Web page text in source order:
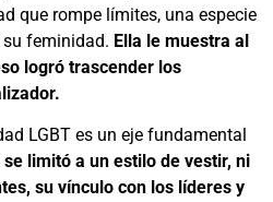
que rompe límites, una especie
feminidad. Ella le muestra al
logró trascender los
LGBT es un eje fundamental
limitó a un estilo de vestir, ni
su vínculo con los líderes y